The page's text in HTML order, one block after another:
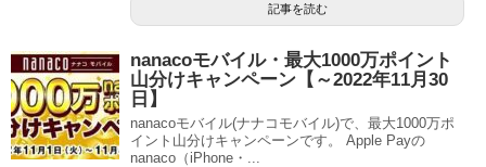
記事を読む
nanacoモバイル・最大1000万ポイント
山分けキャンペーン【～2022年11月30
日】
nanacoモバイル(ナナコモバイル)で、最大1000万ポ
イント山分けキャンペーンです。 Apple Payの
nanaco（iPhone・...